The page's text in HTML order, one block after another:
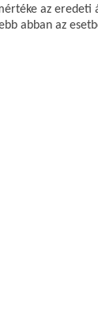
az eredeti
abban az